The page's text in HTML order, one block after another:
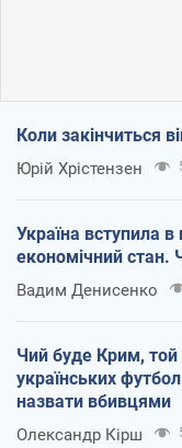
Коли закінчиться
Юрій Хрістензен
Україна вступила
економічний стан.
Вадим Денисенко
Чий буде Крим,
українських
назвати вбивцями
Олександр Кірш